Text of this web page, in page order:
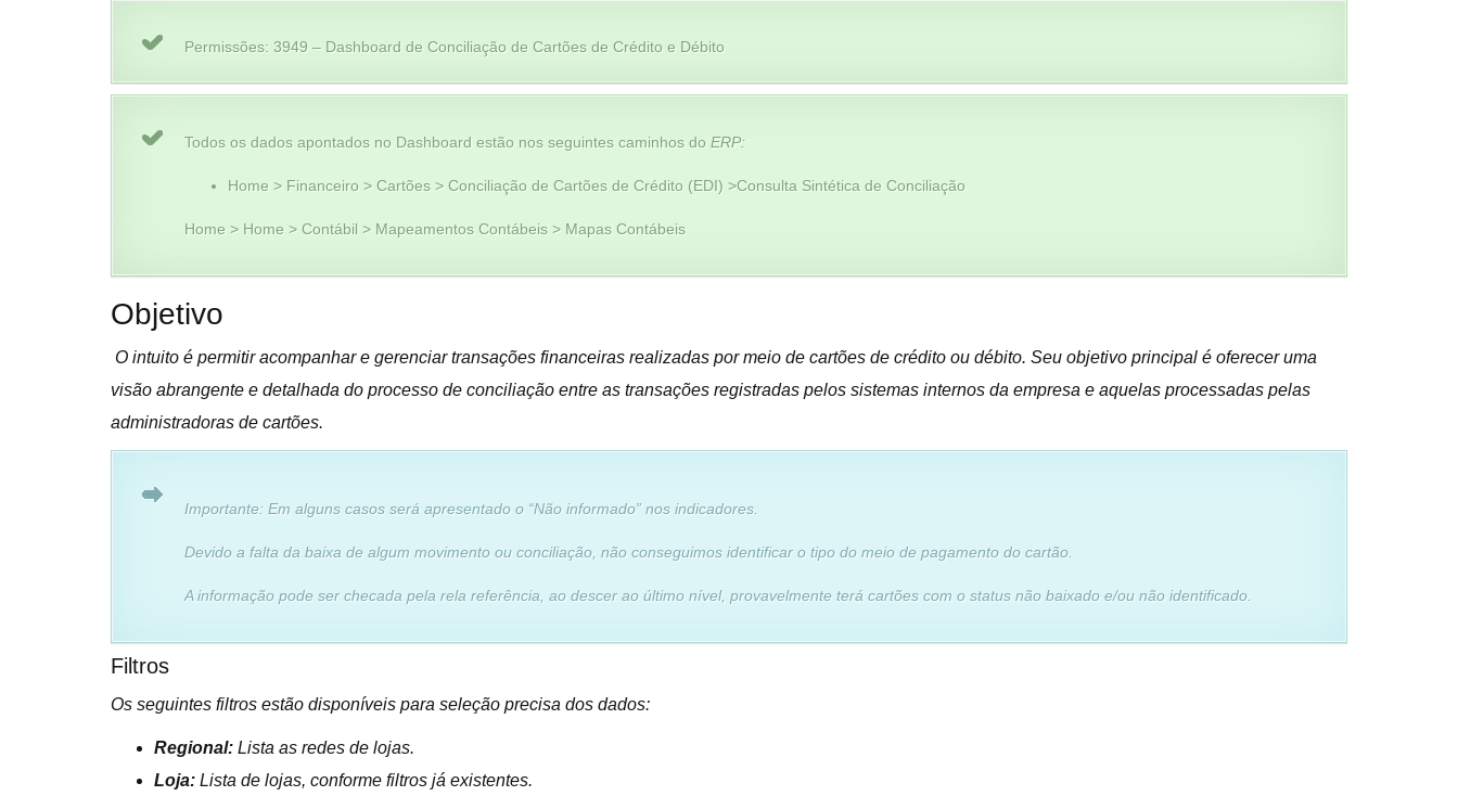
Permissões: 3949 – Dashboard de Conciliação de Cartões de Crédito e Débito
Todos os dados apontados no Dashboard estão nos seguintes caminhos do ERP:
Home > Financeiro > Cartões > Conciliação de Cartões de Crédito (EDI) >Consulta Sintética de Conciliação
Home > Home > Contábil > Mapeamentos Contábeis > Mapas Contábeis
Objetivo
O intuito é permitir acompanhar e gerenciar transações financeiras realizadas por meio de cartões de crédito ou débito. Seu objetivo principal é oferecer uma
visão abrangente e detalhada do processo de conciliação entre as transações registradas pelos sistemas internos da empresa e aquelas processadas pelas
administradoras de cartões.
Importante: Em alguns casos será apresentado o “Não informado” nos indicadores.
Devido a falta da baixa de algum movimento ou conciliação, não conseguimos identificar o tipo do meio de pagamento do cartão.
A informação pode ser checada pela rela referência, ao descer ao último nível, provavelmente terá cartões com o status não baixado e/ou não identificado.
Filtros
Os seguintes filtros estão disponíveis para seleção precisa dos dados:
Regional: Lista as redes de lojas.
Loja: Lista de lojas, conforme filtros já existentes.